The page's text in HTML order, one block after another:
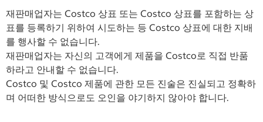
재판매업자는 Costco 상표 또는 Costco 상표를 포함하는 상
표를 등록하기 위하여 시도하는 등 Costco 상표에 대한 지배
를 행사할 수 없습니다.
재판매업자는 자신의 고객에게 제품을 Costco로 직접 반품
하라고 안내할 수 없습니다.
Costco 및 Costco 제품에 관한 모든 진술은 진실되고 정확하
며 어떠한 방식으로도 오인을 야기하지 않아야 합니다.